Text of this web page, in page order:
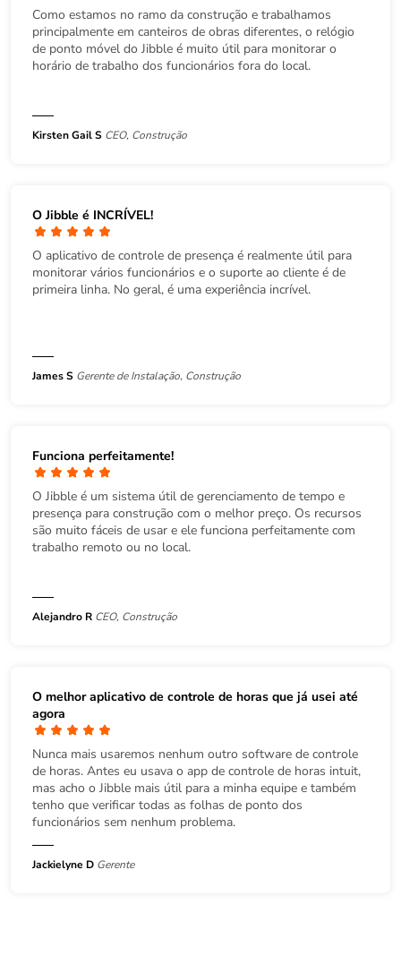
Como estamos no ramo da construção e trabalhamos
principalmente em canteiros de obras diferentes, o relógio
de ponto móvel do Jibble é muito útil para monitorar o
horário de trabalho dos funcionários fora do local.
Kirsten Gail S CEO, Construção
O Jibble é INCRÍVEL!
O aplicativo de controle de presença é realmente útil para
monitorar vários funcionários e o suporte ao cliente é de
primeira linha. No geral, é uma experiência incrível.
James S Gerente de Instalação, Construção
Funciona perfeitamente!
O Jibble é um sistema útil de gerenciamento de tempo e
presença para construção com o melhor preço. Os recursos
são muito fáceis de usar e ele funciona perfeitamente com
trabalho remoto ou no local.
Alejandro R CEO, Construção
O melhor aplicativo de controle de horas que já usei até
agora
Nunca mais usaremos nenhum outro software de controle
de horas. Antes eu usava o app de controle de horas intuit,
mas acho o Jibble mais útil para a minha equipe e também
tenho que verificar todas as folhas de ponto dos
funcionários sem nenhum problema.
Jackielyne D Gerente